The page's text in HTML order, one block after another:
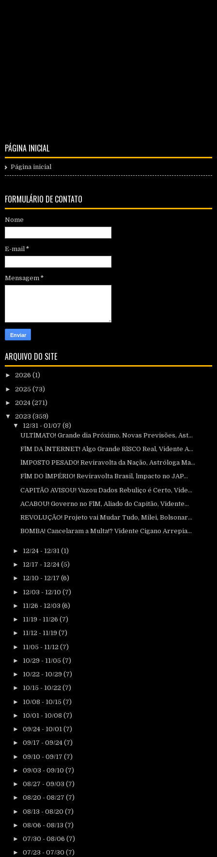
PÁGINA INICIAL
Página inicial
FORMULÁRIO DE CONTATO
Nome
E-mail *
Mensagem *
ARQUIVO DO SITE
► 2026 (1)
► 2025 (73)
► 2024 (271)
▼ 2023 (359)
▼ 12/31 - 01/07 (8)
ULTlMATO! Grande dia Próximo, Novas Previsões, Ast...
FlM DA lNTERNET! Algo Grande RlSCO Real, Vidente A...
lMP0ST0 PESAD0! Reviravolta da Nação, Astróloga Ma...
FlM DO lMPÉRIO! Reviravolta Brasil, lmpacto no JAP...
CAPITÃO AVISOU! Vazou Dados Rebuliço é Certo, Vide...
ACABOU! Governo no FlM, Aliado do Capitão, Vidente...
REVOLUÇÃO! Projeto vai Mudar Tudo, Milei, Bolsonar...
B0MBA! Cancelaram a Multa!? Vidente Cigano Arrepia...
► 12/24 - 12/31 (1)
► 12/17 - 12/24 (5)
► 12/10 - 12/17 (6)
► 12/03 - 12/10 (7)
► 11/26 - 12/03 (6)
► 11/19 - 11/26 (7)
► 11/12 - 11/19 (7)
► 11/05 - 11/12 (7)
► 10/29 - 11/05 (7)
► 10/22 - 10/29 (7)
► 10/15 - 10/22 (7)
► 10/08 - 10/15 (7)
► 10/01 - 10/08 (7)
► 09/24 - 10/01 (7)
► 09/17 - 09/24 (7)
► 09/10 - 09/17 (7)
► 09/03 - 09/10 (7)
► 08/27 - 09/03 (7)
► 08/20 - 08/27 (7)
► 08/13 - 08/20 (7)
► 08/06 - 08/13 (7)
► 07/30 - 08/06 (7)
► 07/23 - 07/30 (7)